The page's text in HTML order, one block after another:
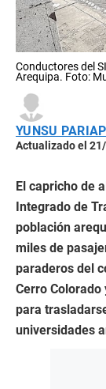
Conductores del
Arequipa. Foto:
YUNSU
Actualizado el
El capricho de
Integrado de
población
miles de
paraderos del
Cerro
para
universidades